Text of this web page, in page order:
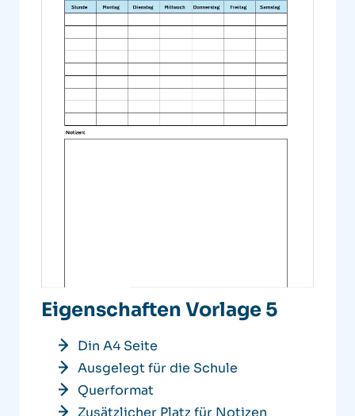
Eigenschaften Vorlage 5
Din A4 Seite
Ausgelegt für die Schule
Querformat
Zusätzlicher Platz für Notizen